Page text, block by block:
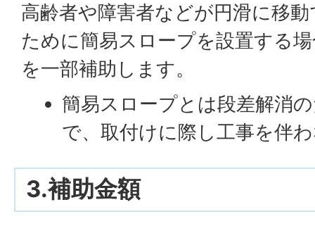
高齢者や障害者などが円滑に移
ために簡易スロープを設置する
を一部補助します。
簡易スロープとは段差解消
で、取付けに際し工事を伴
3.補助金額